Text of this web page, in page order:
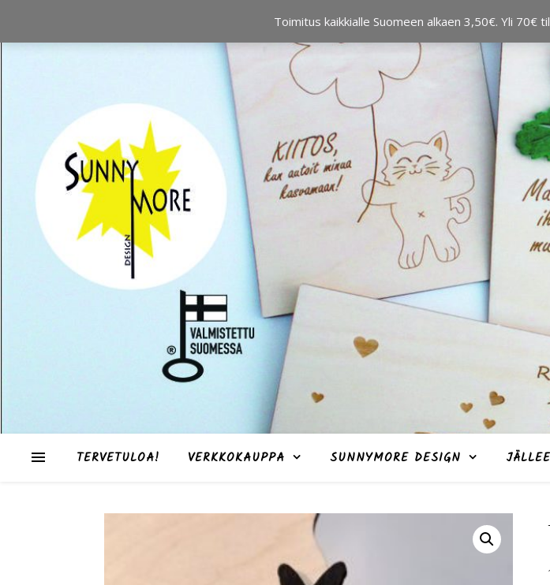
TERVETULOA! VERKKOKAUPPA SUNNYMORE DESIGN
Toimitus kaikkialle Suomeen alkaen 3,50€. Yli 70€